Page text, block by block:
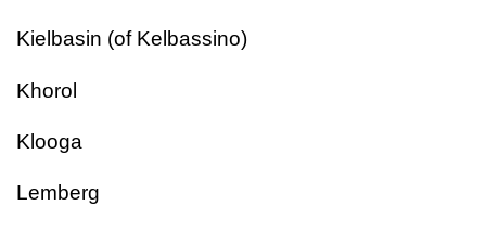
Kielbasin (of Kelbassino)
Khorol
Klooga
Lemberg